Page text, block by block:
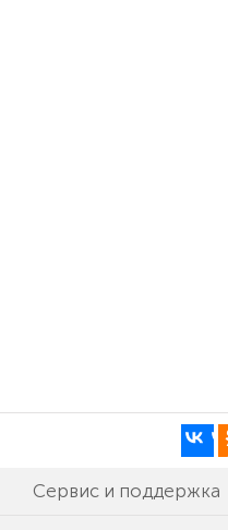
Сервис и поддержка